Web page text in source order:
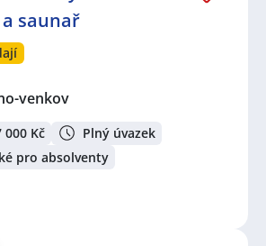
saunař
venkov
000 Kč
Plný úvazek
pro absolventy